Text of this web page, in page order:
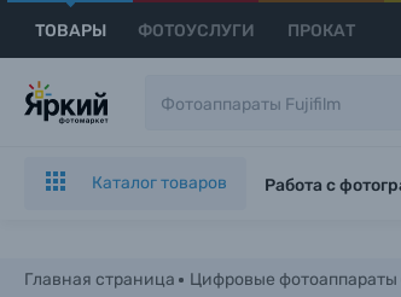
ТОВАРЫ ФОТОУСЛУГИ ПРОКАТ
Каталог товаров Работа с
Главная страница Цифровые фотоаппараты